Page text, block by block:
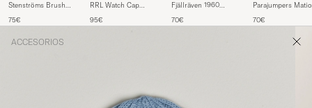
Stenströms Brushed
75€
RRL Watch Cap
95€
Fjällräven 1960
70€
Parajumpers Matio
Navy
70€
ACCESORIOS